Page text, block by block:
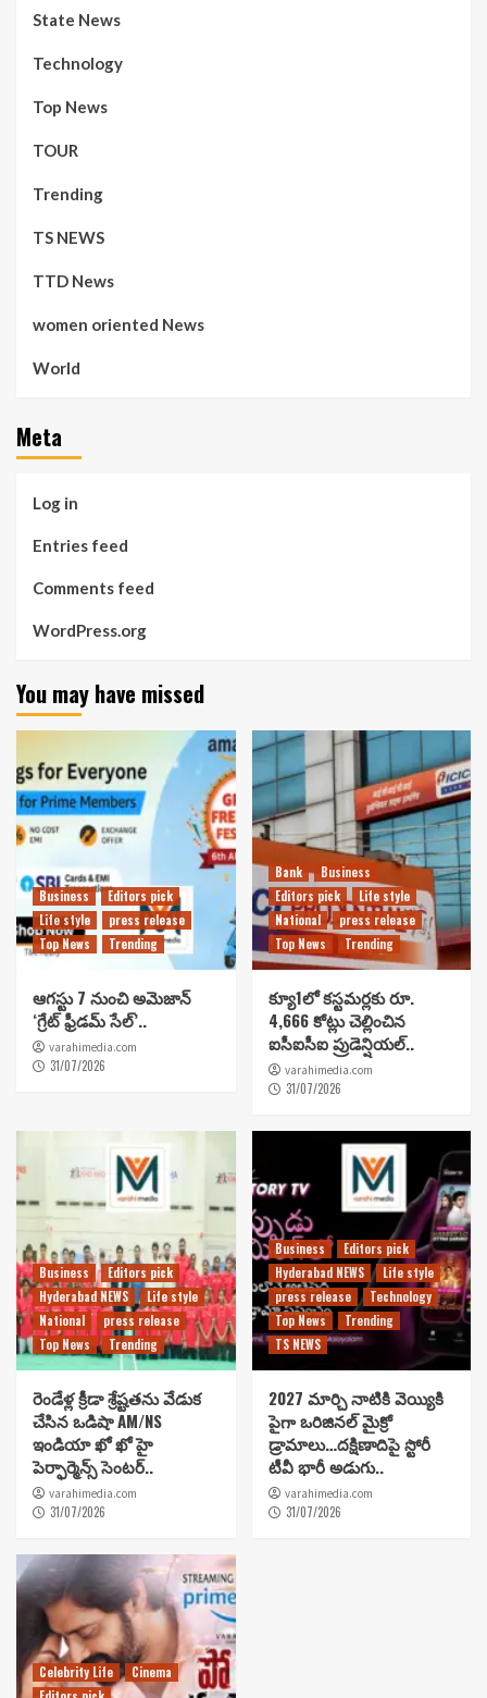
State News
Technology
Top News
TOUR
Trending
TS NEWS
TTD News
women oriented News
World
Meta
Log in
Entries feed
Comments feed
WordPress.org
You may have missed
Business
Editors pick
Life style
press release
Top News
Trending
ఆగస్టు 7 నుంచి అమెజాన్
‘గ్రేట్ ఫ్రీడమ్ సేల్’..
varahimedia.com
31/07/2026
Bank
Business
Editors pick
Life style
National
press release
Top News
Trending
క్యూ1లో కస్టమర్లకు రూ.
4,666 కోట్లు చెల్లించిన
ఐసీఐసీఐ ప్రుడెన్షియల్..
varahimedia.com
31/07/2026
Business
Editors pick
Hyderabad NEWS
Life style
National
press release
Top News
Trending
రెండేళ్ల క్రీడా శ్రేష్టతను వేడుక
చేసిన ఒడిషా AM/NS
ఇండియా ఖో ఖో హై
పెర్ఫార్మెన్స్ సెంటర్..
varahimedia.com
31/07/2026
Business
Editors pick
Hyderabad NEWS
Life style
press release
Technology
Top News
Trending
TS NEWS
2027 మార్చి నాటికి వెయ్యికి
పైగా ఒరిజినల్ మైక్రో
డ్రామాలు…దక్షిణాదిపై స్టోరీ
టీవీ భారీ అడుగు..
varahimedia.com
31/07/2026
Celebrity Life
Cinema